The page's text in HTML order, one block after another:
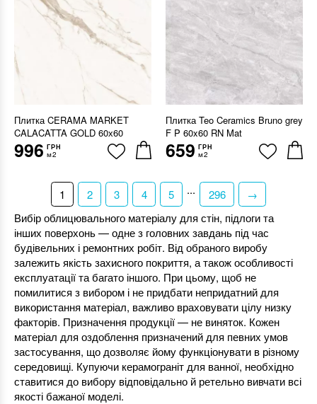
Плитка CERAMA MARKET
CALACATTA GOLD 60х60
996 ГРН
м2
Плитка Teo Ceramics Bruno grey
F P 60x60 RN Mat
659 ГРН
м2
1 2 3 4 5 ... 296
→
Вибір облицювального матеріалу для стін, підлоги та
інших поверхонь — одне з головних завдань під час
будівельних і ремонтних робіт. Від обраного виробу
залежить якість захисного покриття, а також особливості
експлуатації та багато іншого. При цьому, щоб не
помилитися з вибором і не придбати непридатний для
використання матеріал, важливо враховувати цілу низку
факторів. Призначення продукції — не виняток. Кожен
матеріал для оздоблення призначений для певних умов
застосування, що дозволяє йому функціонувати в різному
середовищі. Купуючи керамограніт для ванної, необхідно
ставитися до вибору відповідально й ретельно вивчати всі
якості бажаної моделі.